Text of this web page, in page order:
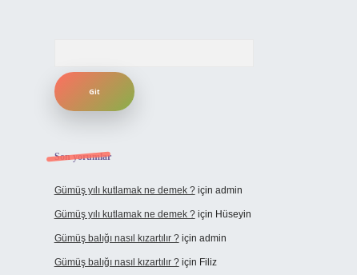
Son yorumlar
Gümüş yılı kutlamak ne demek ?için admin
Gümüş yılı kutlamak ne demek ?için Hüseyin
Gümüş balığı nasıl kızartılır ?için admin
Gümüş balığı nasıl kızartılır ?için Filiz